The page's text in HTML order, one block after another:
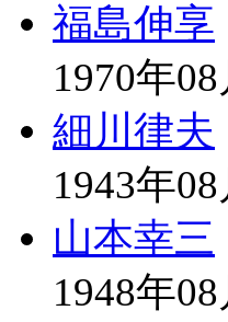
福島伸享
1970年
細川律夫
1943年
山本幸三
1948年